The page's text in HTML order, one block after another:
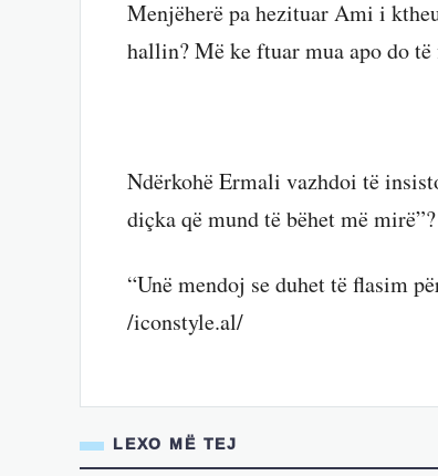
Menjëherë pa hezituar Ami i
hallin? Më ke ftuar mua apo do
Ndërkohë Ermali vazhdoi të
diçka që mund të bëhet më mirë”?
“Unë mendoj se duhet të flasim
/iconstyle.al/
LEXO MË TEJ